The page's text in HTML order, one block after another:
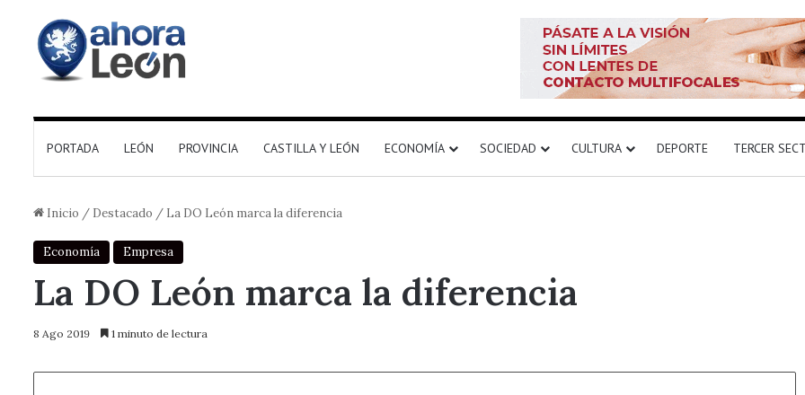
PORTADA LEÓN PROVINCIA CASTILLA Y LEÓN ECONOMÍA SOCIEDAD CULTURA DEPORTE TERCER
Inicio / Destacado / La DO León marca la diferencia
Economía Empresa
La DO León marca la diferencia
8 Ago 2019 1 minuto de lectura